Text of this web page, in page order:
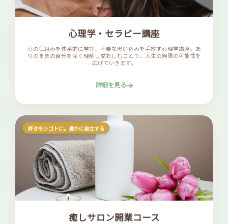
心理学・セラピー講座
心の仕組みを体系的に学び、不要な思い込みを手放す心理学講座。あ
りのままの自分を深く理解し愛おしむことで、人生の無限の可能性を
広げていきます。
詳細を見る➔
好きをシゴトに。豊かに自立する
癒しサロン開業コース